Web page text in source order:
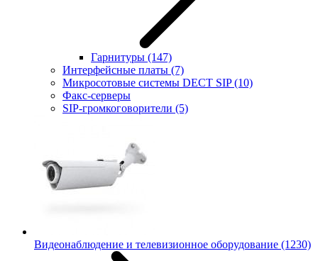
Гарнитуры (147)
Интерфейсные платы (7)
Микросотовые системы DECT SIP(10)
Факс-серверы
SIP-громкоговорители (5)
Видеонаблюдение и телевизионное оборудование (1230)